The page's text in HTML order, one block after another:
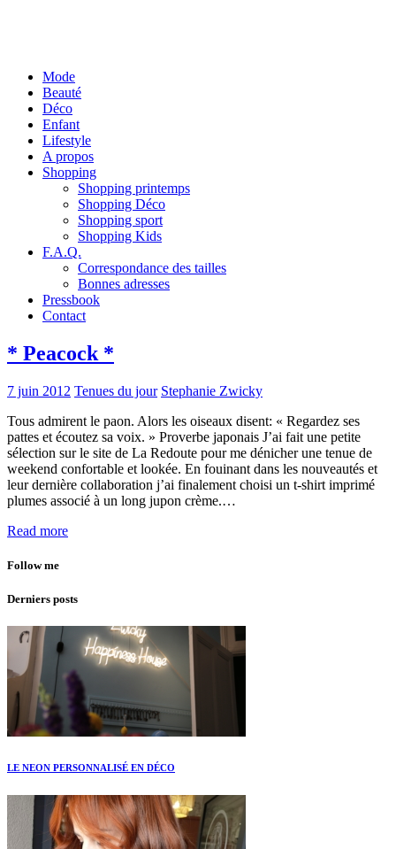
Mode
Beauté
Déco
Enfant
Lifestyle
A propos
Shopping
Shopping printemps
Shopping Déco
Shopping sport
Shopping Kids
F.A.Q.
Correspondance des tailles
Bonnes adresses
Pressbook
Contact
* Peacock *
7 juin 2012 Tenues du jour Stephanie Zwicky
Tous admirent le paon. Alors les oiseaux disent: « Regardez ses
pattes et écoutez sa voix. » Proverbe japonais J’ai fait une petite
sélection sur le site de La Redoute pour me dénicher une tenue de
weekend confortable et lookée. En fouinant dans les nouveautés et
leur dernière collaboration j’ai finalement choisi un t-shirt imprimé
plumes associé à un long jupon crème.…
Read more
Follow me
Derniers posts
LE NEON PERSONNALISÉ EN DÉCO